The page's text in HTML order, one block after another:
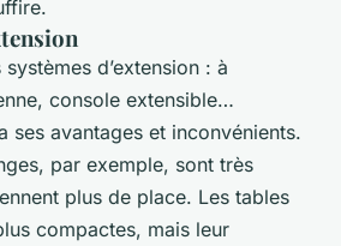
d’extension : à
console extensible…
ses avantages et inconvénients.
par exemple, sont très
plus de place. Les tables
compactes, mais leur